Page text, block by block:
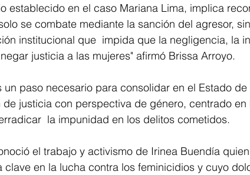
establecido en el caso Mariana Lima, implica
se combate mediante la sanción del agresor,
institucional que  impida que la negligencia, la
justicia a las mujeres" afirmó Brissa Arroyo.
un paso necesario para consolidar en el Estado
justicia con perspectiva de género, centrado en
la impunidad en los delitos cometidos.
el trabajo y activismo de Irinea Buendía
clave en la lucha contra los feminicidios y cuyo